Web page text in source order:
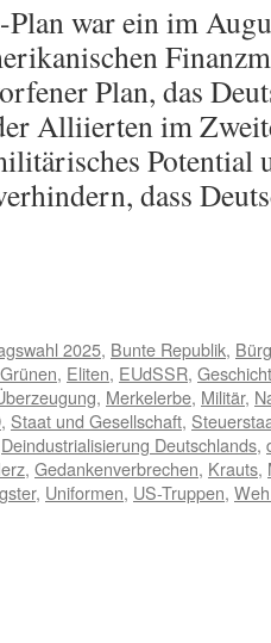
war ein im
Plan, das
Alliierten im
Potential
dass
2025, Bunte Republik,
, Eliten, EUdSSR,
, Merkelerbe, Militär,
, Staat und Gesellschaft,
Deindustrialisierung Deutschlands,
, Gedankenverbrechen, Krauts,
, Uniformen, US-Truppen,